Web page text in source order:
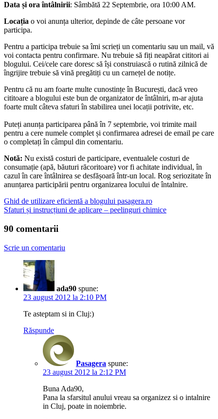
Data și ora întâlnirii: Sâmbătă 22 Septembrie, ora 10:00 AM.
Locația o voi anunța ulterior, depinde de câte persoane vor
participa.
Pentru a participa trebuie sa îmi scrieți un comentariu sau un mail, vă
voi contacta pentru confirmare. Nu trebuie să fiți neapărat cititori ai
blogului. Cei/cele care doresc să își construiască o rutină zilnică de
îngrijire trebuie să vină pregătiți cu un carnețel de notițe.
Pentru că nu am foarte multe cunostințe în București, dacă vreo
cititoare a blogului este bun de organizator de întâlniri, m-ar ajuta
foarte mult câteva sfaturi în stabilirea unei locații potrivite, etc.
Puteți anunța participarea până în 7 septembrie, voi trimite mail
pentru a cere numele complet și confirmarea adresei de email pe care
o completați în câmpul din comentariu.
Notă: Nu există costuri de participare, eventualele costuri de
consumație (apă, băuturi răcoritoare) vor fi achitate individual, în
cazul în care întâlnirea se desfășoară într-un local. Rog seriozitate în
anunțarea participării pentru organizarea locului de întalnire.
Ghid de utilizare eficientă a blogului pasagera.ro
Sfaturi și instrucțiuni de aplicare – peelinguri chimice
90 comentarii
Scrie un comentariu
ada90 spune:
23 august 2012 la 2:10 PM
Te asteptam si in Cluj:)
Răspunde
Pasagera spune:
23 august 2012 la 2:12 PM
Buna Ada90,
Pana la sfarsitul anului vreau sa organizez si o intalnire
in Cluj, poate in noiembrie.